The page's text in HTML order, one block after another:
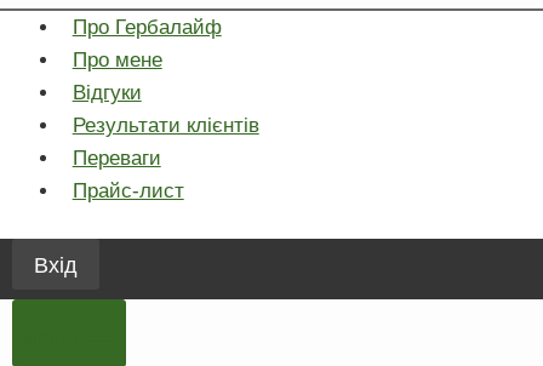
Про Гербалайф
Про мене
Відгуки
Результати клієнтів
Переваги
Прайс-лист
Вхід